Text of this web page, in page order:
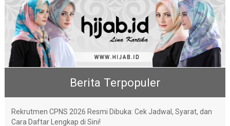
Berita Terpopuler
Rekrutmen CPNS 2026 Resmi Dibuka: Cek Jadwal, Syarat, dan
Cara Daftar Lengkap di Sini!